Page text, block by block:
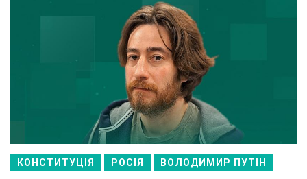
КОНСТИТУЦІЯ РОСІЯ ВОЛОДИМИР ПУТІН